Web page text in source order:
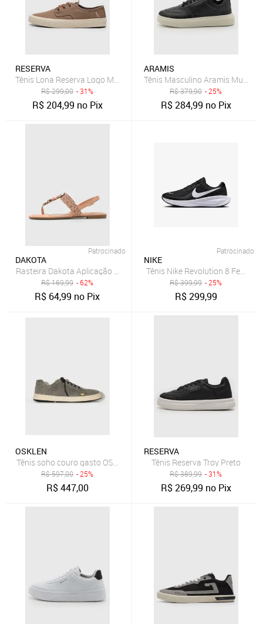
RESERVA
Tênis Lona Reserva Logo Marrom
R$299,00 - 31%
R$204,99 no Pix
ARAMIS
Tênis Masculino Aramis Multi
R$379,90 - 25%
R$284,99 no Pix
Patrocinado
DAKOTA
Rasteira Dakota Aplicação Coral
R$169,99 - 62%
R$ 64,99 no Pix
Patrocinado
NIKE
Tênis Nike Revolution 8
R$399,99 - 25%
R$299,99
OSKLEN
Tênis soho couro gasto OSKLEN
R$597,00 - 25%
R$447,00
RESERVA
Tênis Reserva Troy Preto
R$389,99 - 31%
R$269,99 no Pix